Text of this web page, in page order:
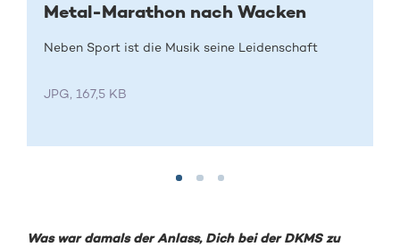
Metal-Marathon nach Wacken
Neben Sport ist die Musik seine Leidenschaft
JPG, 167,5 KB
Was war damals der Anlass, Dich bei der DKMS zu